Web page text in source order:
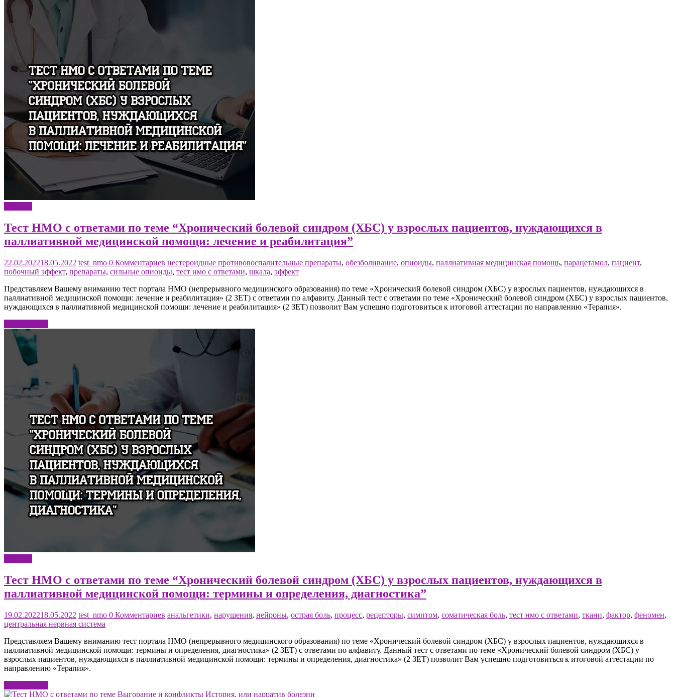
Тест НМО с ответами по теме “Хронический болевой синдром (ХБС) у взрослых пациентов, нуждающихся в
паллиативной медицинской помощи: лечение и реабилитация”
22.02.202218.05.2022 test_nmo 0 Комментариев нестероидные противовоспалительные препараты, обезболивание, опиоиды, паллиативная медицинская помощь, парацетамол, пациент,
побочный эффект, препараты, сильные опиоиды, тест нмо с ответами, шкала, эффект
Представляем Вашему вниманию тест портала НМО (непрерывного медицинского образования) по теме «Хронический болевой синдром (ХБС) у взрослых пациентов, нуждающихся в
паллиативной медицинской помощи: лечение и реабилитация» (2 ЗЕТ) с ответами по алфавиту. Данный тест с ответами по теме «Хронический болевой синдром (ХБС) у взрослых пациентов,
нуждающихся в паллиативной медицинской помощи: лечение и реабилитация» (2 ЗЕТ) позволит Вам успешно подготовиться к итоговой аттестации по направлению «Терапия».
Тест НМО с ответами по теме “Хронический болевой синдром (ХБС) у взрослых пациентов, нуждающихся в
паллиативной медицинской помощи: термины и определения, диагностика”
19.02.202218.05.2022 test_nmo 0 Комментариев анальгетики, нарушения, нейроны, острая боль, процесс, рецепторы, симптом, соматическая боль, тест нмо с ответами, ткани, фактор, феномен,
центральная нервная система
Представляем Вашему вниманию тест портала НМО (непрерывного медицинского образования) по теме «Хронический болевой синдром (ХБС) у взрослых пациентов, нуждающихся в
паллиативной медицинской помощи: термины и определения, диагностика» (2 ЗЕТ) с ответами по алфавиту. Данный тест с ответами по теме «Хронический болевой синдром (ХБС) у
взрослых пациентов, нуждающихся в паллиативной медицинской помощи: термины и определения, диагностика» (2 ЗЕТ) позволит Вам успешно подготовиться к итоговой аттестации по
направлению «Терапия».